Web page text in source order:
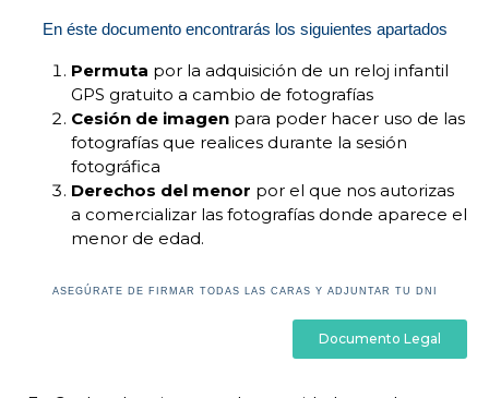
En éste documento encontrarás los siguientes apartados
Permuta por la adquisición de un reloj infantil
GPS gratuito a cambio de fotografías
Cesión de imagen para poder hacer uso de las
fotografías que realices durante la sesión
fotográfica
Derechos del menor por el que nos autorizas
a comercializar las fotografías donde aparece el
menor de edad.
ASEGÚRATE DE FIRMAR TODAS LAS CARAS Y ADJUNTAR TU DNI
Documento Legal